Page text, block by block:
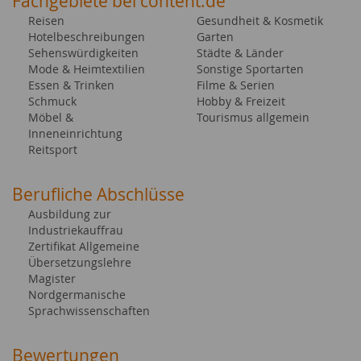
Reisen
Hotelbeschreibungen
Sehenswürdigkeiten
Mode & Heimtextilien
Essen & Trinken
Schmuck
Möbel &
Inneneinrichtung
Reitsport
Gesundheit & Kosmetik
Garten
Städte & Länder
Sonstige Sportarten
Filme & Serien
Hobby & Freizeit
Tourismus allgemein
Berufliche Abschlüsse
Ausbildung zur
Industriekauffrau
Zertifikat Allgemeine
Übersetzungslehre
Magister
Nordgermanische
Sprachwissenschaften
Bewertungen